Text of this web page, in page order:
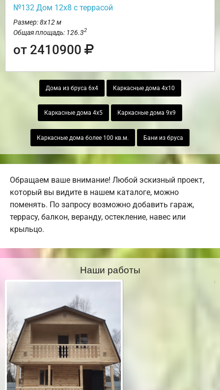
№132 Дом 12х8 с террасой
Размер: 8х12 м
Общая площадь: 126.32
от 2410900
Дома из бруса 6х4 Каркасные дома 4х10
Каркасные дома 4х5 Каркасные дома 9х9
Каркасные дома более 100 кв.м. Бани из бруса
Обращаем ваше внимание! Любой эскизный проект,
который вы видите в нашем каталоге, можно
поменять. По запросу возможно добавить гараж,
террасу, балкон, веранду, остекление, навес или
крыльцо.
Наши работы